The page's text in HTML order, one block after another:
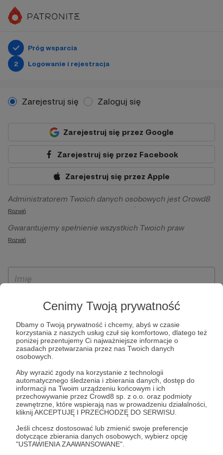
Cenimy Twoją prywatność
Dbamy o Twoją prywatność i chcemy, abyś w czasie
korzystania z naszych usług czuł się komfortowo, dlatego też
poniżej prezentujemy Ci najważniejsze informacje o
zasadach przetwarzania przez nas Twoich danych
osobowych.
Aby wyrazić zgody na korzystanie z technologii
automatycznego śledzenia i zbierania danych, dostęp do
informacji na Twoim urządzeniu końcowym i ich
przechowywanie przez Crowd8 sp. z o.o. oraz podmioty
zewnętrzne, które wspierają nas w prowadzeniu działalności,
kliknij AKCEPTUJĘ I PRZECHODZĘ DO SERWISU.
Jeśli chcesz dostosować lub zmienić swoje preferencje
dotyczące zbierania danych osobowych, wybierz opcję
"USTAWIENIA ZAAWANSOWANE".
Próg wsparcia
2
Logowanie i rejestracja
Zarejestruj się Zaloguj się
Zarejestruj się przez Google
Zarejestruj się przez Facebook
Zarejestruj się przez Apple
Administratorem Twoich danych osobowych jest Crowd8
sp. z o.o. z siedziba w Warszawie, ul. Żwirki i Wigury 16, 02-
092 Warszawa. Twoje dane osobowe będą przetwarzane w
szczególności w celu wykonania umowy zawartej z Tobą, w
Patronite.pl, w tym możliwości dokonywania oraz
otrzymywania wsparcia na naszej platformie oraz
Rozwiń
Gwarantujemy spełnienie wszystkich Twoich praw
wynikających z ogólnego rozporządzenia o ochronie
ich przenoszenia, niepodlegania zautomatyzowanemu
wyrażenia sprzeciwu wobec przetwarzania Twoich danych
osobowych. Rejestracja dla osób niepełnoletnich możliwa
jest po przekazaniu podpisanego formularza "Zgodna na
założenie konta przez osobę niepełnoletnią", formularz
dostępny jest na stronie regulaminu Patronite.pl.
Rozwiń
* Zapoznałem się i akceptujęRegulaminserwisu oraz
Prywatności.